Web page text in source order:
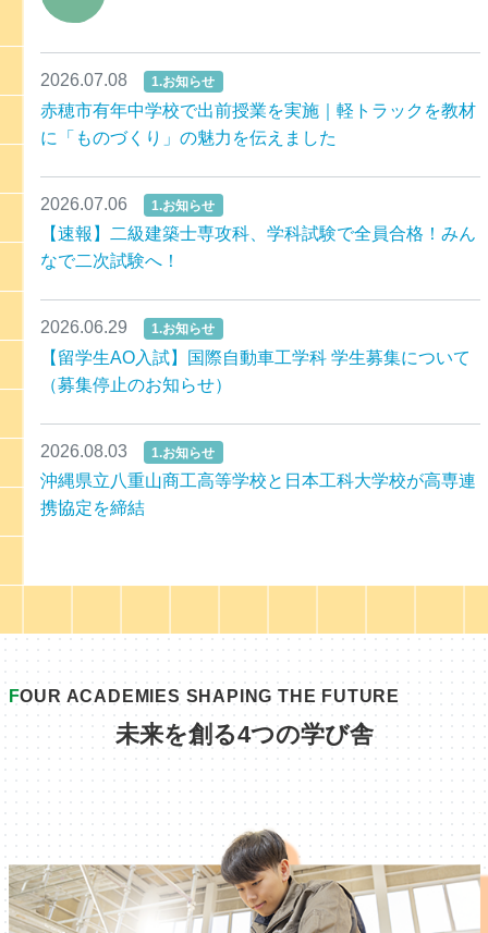
2026.07.08 1.お知らせ
赤穂市有年中学校で出前授業を実施｜軽トラックを教材
に「ものづくり」の魅力を伝えました
2026.07.06 1.お知らせ
【速報】二級建築士専攻科、学科試験で全員合格！みん
なで二次試験へ！
2026.06.29 1.お知らせ
【留学生AO入試】国際自動車工学科 学生募集について
（募集停止のお知らせ）
2026.08.03 1.お知らせ
沖縄県立八重山商工高等学校と日本工科大学校が高専連
携協定を締結
FOUR ACADEMIES SHAPING THE FUTURE
未来を創る4つの学び舎